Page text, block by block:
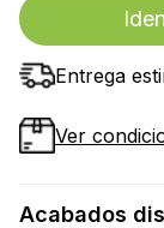
Entrega
Ver
Acabados